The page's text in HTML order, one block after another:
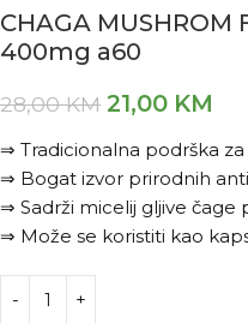
CHAGA MUSHROM
400mg a60
28,00KM 21,00 KM
⇒ Tradicionalna podrška
⇒ Bogat izvor prirodnih
⇒ Sadrži micelij gljive čage
⇒ Može se koristiti kao